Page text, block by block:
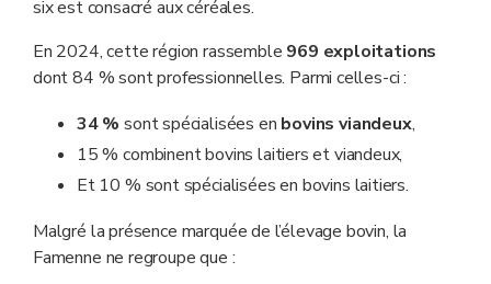
six est consacré aux céréales.
En 2024, cette région rassemble 969 exploitations
dont 84 % sont professionnelles. Parmi celles-ci :
34 % sont spécialisées en bovins viandeux,
15 % combinent bovins laitiers et viandeux,
Et 10 % sont spécialisées en bovins laitiers.
Malgré la présence marquée de l’élevage bovin, la
Famenne ne regroupe que :